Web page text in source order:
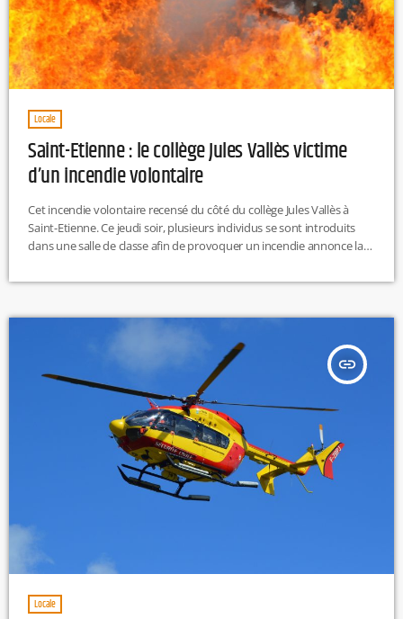
Locale
Saint-Etienne : le collège Jules Vallès victime
d’un incendie volontaire
Cet incendie volontaire recensé du côté du collège Jules Vallès à
Saint-Etienne. Ce jeudi soir, plusieurs individus se sont introduits
dans une salle de classe afin de provoquer un incendie annonce la
du matériel volé et la façade du collège noircie. Une enquête est en
insert_link
Locale